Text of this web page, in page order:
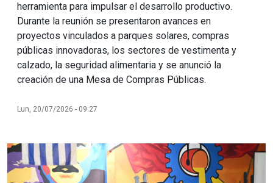
herramienta para impulsar el desarrollo productivo.
Durante la reunión se presentaron avances en
proyectos vinculados a parques solares, compras
públicas innovadoras, los sectores de vestimenta y
calzado, la seguridad alimentaria y se anunció la
creación de una Mesa de Compras Públicas.
Lun, 20/07/2026 - 09:27
Imagen